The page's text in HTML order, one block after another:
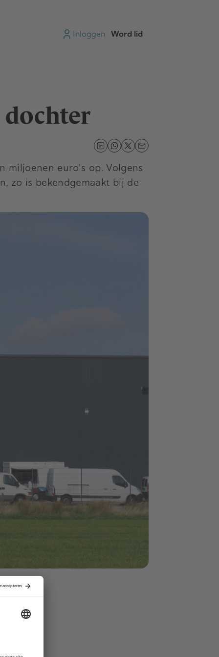
Inloggen Word lid
dochter
miljoenen euro's op. Volgens
zo is bekendgemaakt bij de
de 80
zijn